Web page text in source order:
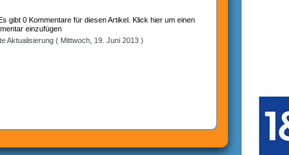
gibt 0 Kommentare für diesen Artikel. Klick hier um einen
einzufügen
Aktualisierung ( Mittwoch, 19. Juni 2013 )